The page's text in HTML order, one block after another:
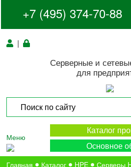
+7 (495) 374-70-88
|
Серверные и
для
Меню
Каталог
Основное
Главная Каталог HPE
Серверы